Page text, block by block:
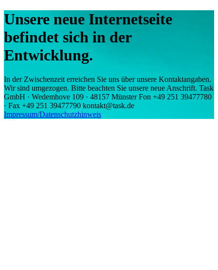
Unsere neue Internetseite
befindet sich in der
Entwicklung.
In der Zwischenzeit erreichen Sie uns über unsere Kontaktangaben.
Wir sind umgezogen. Bitte beachten Sie unsere neue Anschrift. Task
GmbH · Wedemhove 109 · 48157 Münster Fon +49 251 39477780
· Fax +49 251 39477790 kontakt@task.de
Impressum/Datenschutzhinweis